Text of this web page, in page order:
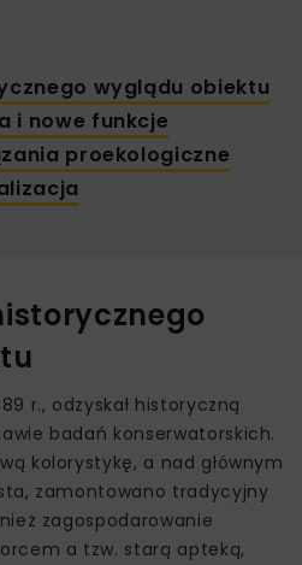
wyglądu obiektu
i nowe funkcje
proekologiczne
r., odzyskał historyczną
badań konserwatorskich.
kolorystykę, a nad głównym
zamontowano tradycyjny
zagospodarowanie
a tzw. starą apteką,